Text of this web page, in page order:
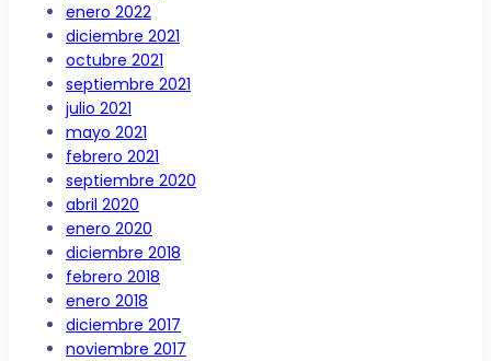
enero 2022
diciembre 2021
octubre 2021
septiembre 2021
julio 2021
mayo 2021
febrero 2021
septiembre 2020
abril 2020
enero 2020
diciembre 2018
febrero 2018
enero 2018
diciembre 2017
noviembre 2017